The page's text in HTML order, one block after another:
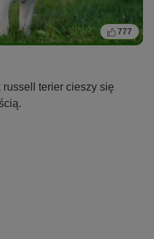
777
russell terier cieszy się